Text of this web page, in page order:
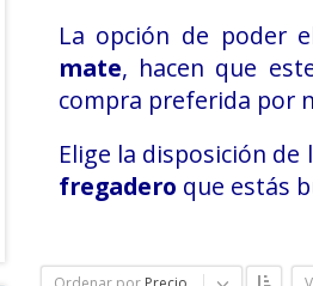
La opción de poder
mate, hacen que
compra preferida por
Elige la disposición
fregadero que estás